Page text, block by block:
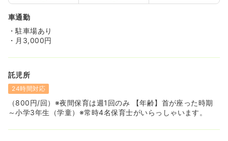
車通勤
・駐車場あり
・月3,000円
託児所
24時間対応
（800円/回）※夜間保育は週1回のみ 【年齢】首が座った時期
～小学3年生（学童）※常時4名保育士がいらっしゃいます。